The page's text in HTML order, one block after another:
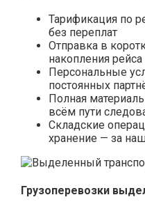
Тарификация по
без переплат
Отправка в
накопления рейса
Персональные
постоянных
Полная
всём пути
Складские
хранение — за
Грузоперевозки